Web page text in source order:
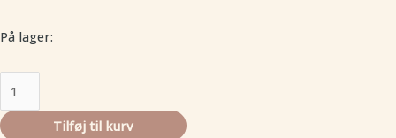
På lager:
Tilføj til kurv